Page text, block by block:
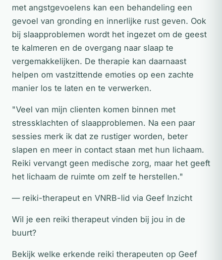
met angstgevoelens kan een behandeling een
gevoel van gronding en innerlijke rust geven. Ook
bij slaapproblemen wordt het ingezet om de geest
te kalmeren en de overgang naar slaap te
vergemakkelijken. De therapie kan daarnaast
helpen om vastzittende emoties op een zachte
manier los te laten en te verwerken.
"Veel van mijn clienten komen binnen met
stressklachten of slaapproblemen. Na een paar
sessies merk ik dat ze rustiger worden, beter
slapen en meer in contact staan met hun lichaam.
Reiki vervangt geen medische zorg, maar het geeft
het lichaam de ruimte om zelf te herstellen."
— reiki-therapeut en VNRB-lid via Geef Inzicht
Wil je een reiki therapeut vinden bij jou in de
buurt?
Bekijk welke erkende reiki therapeuten op Geef